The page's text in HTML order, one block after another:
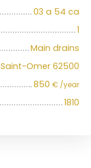
03 a 54 ca
1
Main drains
Saint-Omer 62500
850 € /year
1810